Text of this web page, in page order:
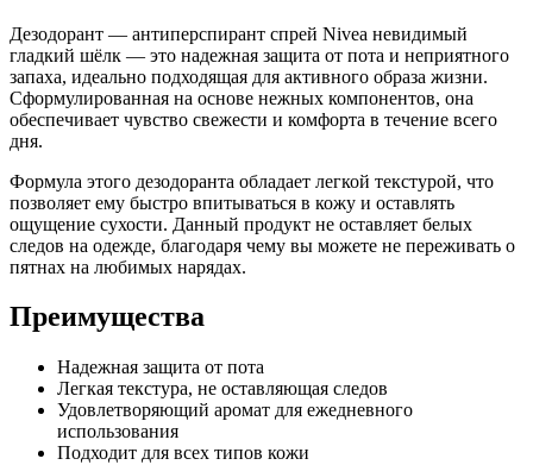
Дезодорант — антиперспирант спрей Nivea невидимый
гладкий шёлк — это надежная защита от пота и неприятного
запаха, идеально подходящая для активного образа жизни.
Сформулированная на основе нежных компонентов, она
обеспечивает чувство свежести и комфорта в течение всего
дня.
Формула этого дезодоранта обладает легкой текстурой, что
позволяет ему быстро впитываться в кожу и оставлять
ощущение сухости. Данный продукт не оставляет белых
следов на одежде, благодаря чему вы можете не переживать о
пятнах на любимых нарядах.
Преимущества
Надежная защита от пота
Легкая текстура, не оставляющая следов
Удовлетворяющий аромат для ежедневного
использования
Подходит для всех типов кожи